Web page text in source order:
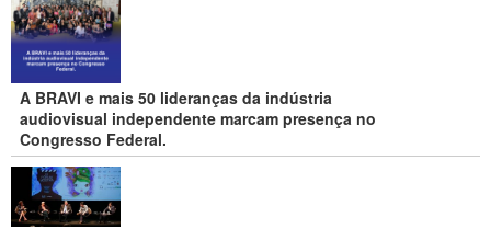
A BRAVI e mais 50 lideranças da indústria
audiovisual independente marcam presença no
Congresso Federal.